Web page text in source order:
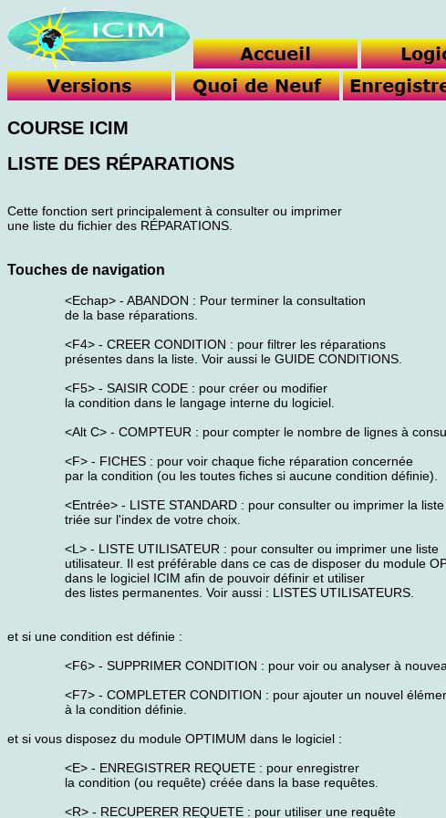
COURSE ICIM
LISTE DES RÉPARATIONS
Cette fonction sert principalement à consulter ou imprimer
une liste du fichier des RÉPARATIONS.
Touches de navigation
<Echap> - ABANDON : Pour terminer la consultation
de la base réparations.
<F4> - CREER CONDITION : pour filtrer les réparations
présentes dans la liste. Voir aussi le GUIDE CONDITIONS.
<F5> - SAISIR CODE : pour créer ou modifier
la condition dans le langage interne du logiciel.
<Alt C> - COMPTEUR : pour compter le nombre de lignes à
<F> - FICHES : pour voir chaque fiche réparation concernée
par la condition (ou les toutes fiches si aucune condition définie).
<Entrée> - LISTE STANDARD : pour consulter ou imprimer la
triée sur l'index de votre choix.
<L> - LISTE UTILISATEUR : pour consulter ou imprimer une liste
utilisateur. Il est préférable dans ce cas de disposer du module
dans le logiciel ICIM afin de pouvoir définir et utiliser
des listes permanentes. Voir aussi : LISTES UTILISATEURS.
et si une condition est définie :
<F6> - SUPPRIMER CONDITION : pour voir ou analyser à
<F7> - COMPLETER CONDITION : pour ajouter un nouvel
à la condition définie.
et si vous disposez du module OPTIMUM dans le logiciel :
<E> - ENREGISTRER REQUETE : pour enregistrer
la condition (ou requête) créée dans la base requêtes.
<R> - RECUPERER REQUETE : pour utiliser une requête